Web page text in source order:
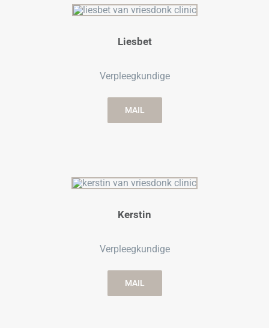
Liesbet
Verpleegkundige
MAIL
Kerstin
Verpleegkundige
MAIL